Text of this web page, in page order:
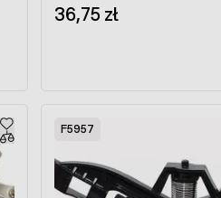
36,75 zł
F5957